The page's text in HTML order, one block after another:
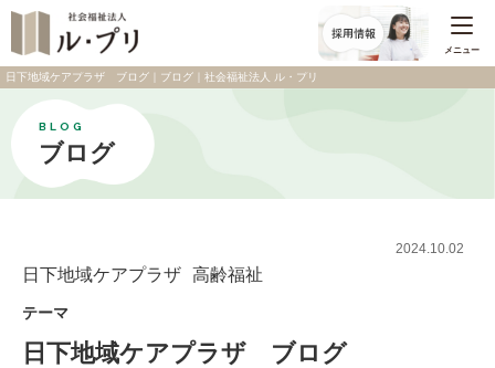
メニュー
日下地域ケアプラザ ブログ｜ブログ｜社会福祉法人 ル・プリ
BLOG
ブログ
2024.10.02
日下地域ケアプラザ 高齢福祉
テーマ
日下地域ケアプラザ ブログ